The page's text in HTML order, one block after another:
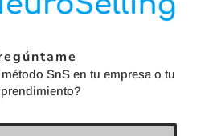
SnS en tu empresa o tu